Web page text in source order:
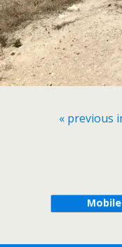
« previous
Mobile